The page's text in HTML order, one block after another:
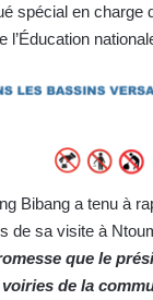
spécial en
l’Éducation
Bibang a tenu à
de sa visite à
que le
de la